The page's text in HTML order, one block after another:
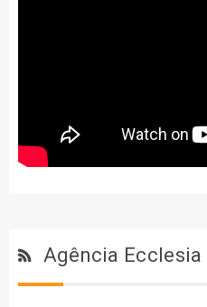
Agência Ecclesia